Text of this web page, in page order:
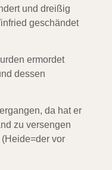
und dreißig
geschändet
ermordet
dessen
da hat er
zu versengen
vor